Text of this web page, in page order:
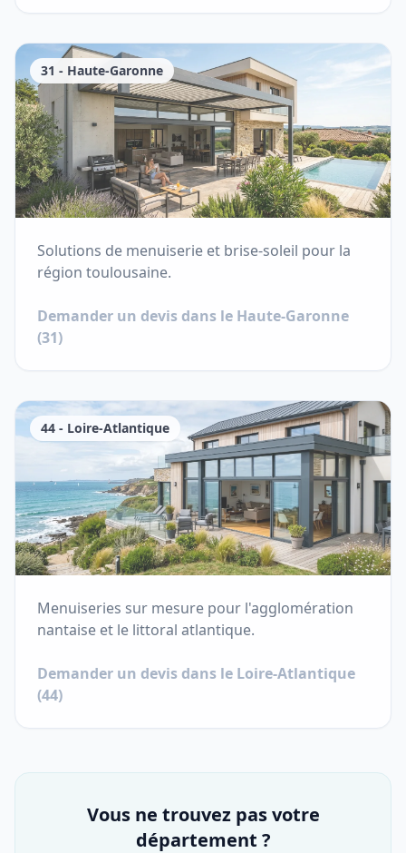
31 - Haute-Garonne
Solutions de menuiserie et brise-soleil pour la
région toulousaine.
Demander un devis dans le Haute-Garonne
(31)
44 - Loire-Atlantique
Menuiseries sur mesure pour l'agglomération
nantaise et le littoral atlantique.
Demander un devis dans le Loire-Atlantique
(44)
Vous ne trouvez pas votre
département ?